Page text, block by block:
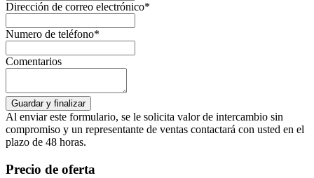
Dirección de correo electrónico*
Numero de teléfono*
Comentarios
Al enviar este formulario, se le solicita valor de intercambio sin
compromiso y un representante de ventas contactará con usted en el
plazo de 48 horas.
Precio de oferta